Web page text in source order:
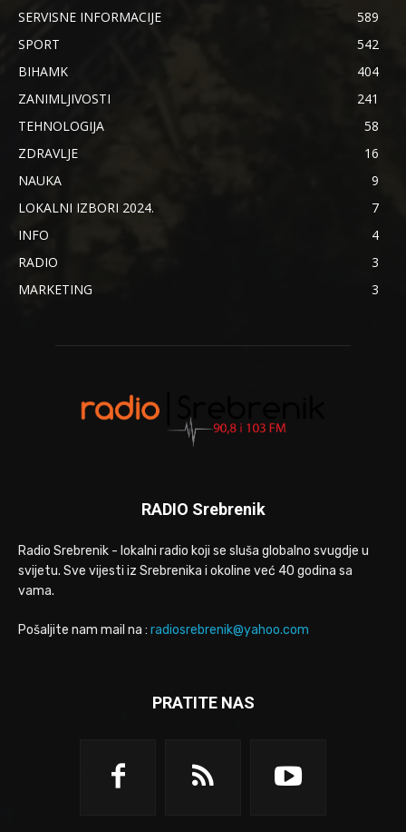
SERVISNE INFORMACIJE
589
SPORT
542
BIHAMK
404
ZANIMLJIVOSTI
241
TEHNOLOGIJA
58
ZDRAVLJE
16
NAUKA
9
LOKALNI IZBORI 2024.
7
INFO
4
RADIO
3
MARKETING
3
RADIO Srebrenik
Radio Srebrenik - lokalni radio koji se sluša globalno svugdje u
svijetu. Sve vijesti iz Srebrenika i okoline već 40 godina sa
vama.
Pošaljite nam mail na : radiosrebrenik@yahoo.com
PRATITE NAS